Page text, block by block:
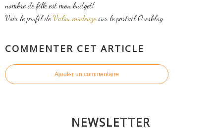
nombre de fille est mon budget!
Voir le profil deValou modeuzesur le portail Overblog
COMMENTER CET ARTICLE
Ajouter un commentaire
NEWSLETTER